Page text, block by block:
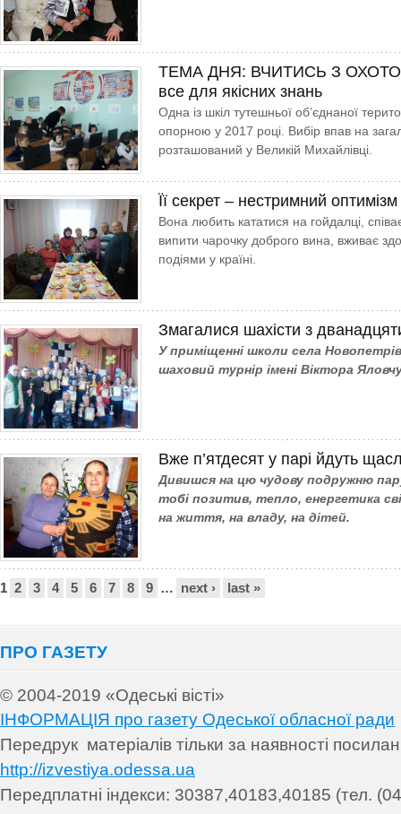
ТЕМА ДНЯ: ВЧИТИСЬ З
все для якісних знань
Одна із шкіл тутешньої об’єднаної
опорною у 2017 році. Вибір впав на
розташований у Великій Михайлівці.
Її секрет – нестримний оптимізм
Вона любить кататися на гойдалці,
випити чарочку доброго вина, вживає
подіями у країні.
Змагалися шахісти з
У приміщенні школи села
шаховий турнір імені Віктора
Вже п’ятдесят у парі йдуть
Дивишся на цю чудову подружню
тобі позитив, тепло, енергетика
на життя, на владу, на дітей.
Сторінки
1 2 3 4 5 6 7 8 9 … next › last »
ПРО ГАЗЕТУ
© 2004-2019 «Одеські вісті»
ІНФОРМАЦІЯ про газету Одеської обласної ради
Передрук матеріалів тільки за наявності
http://izvestiya.odessa.ua
Передплатні індекси: 30387,40183,40185 (тел.